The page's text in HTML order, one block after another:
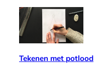
Tekenen met potlood